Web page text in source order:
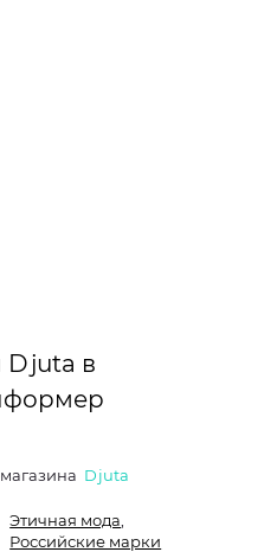
Djuta в
Djuta
Этичная мода
Российские марки